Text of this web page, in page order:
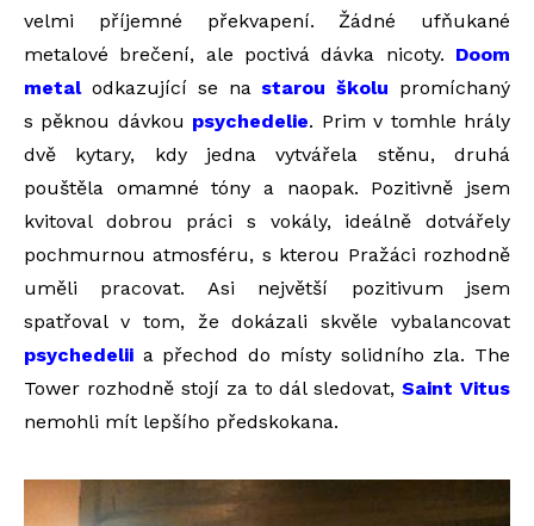
velmi příjemné překvapení. Žádné ufňukané
metalové brečení, ale poctivá dávka nicoty. Doom
metalodkazující se na starou školu promíchaný
s pěknou dávkou psychedelie. Prim v tomhle hrály
dvě kytary, kdy jedna vytvářela stěnu, druhá
pouštěla omamné tóny a naopak. Pozitivně jsem
kvitoval dobrou práci s vokály, ideálně dotvářely
pochmurnou atmosféru, s kterou Pražáci rozhodně
uměli pracovat. Asi největší pozitivum jsem
spatřoval v tom, že dokázali skvěle vybalancovat
psychedelii a přechod do místy solidního zla. The
Tower rozhodně stojí za to dál sledovat,Saint Vitus
nemohli mít lepšího předskokana.